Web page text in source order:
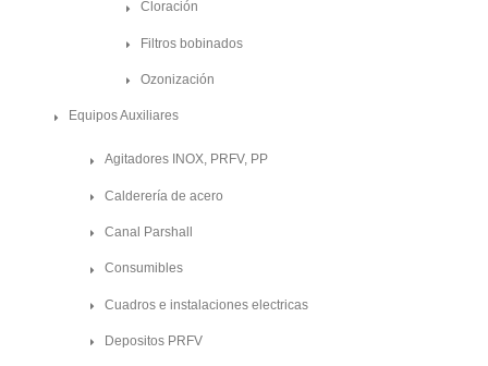
Cloración
Filtros bobinados
Ozonización
Equipos Auxiliares
Agitadores INOX, PRFV, PP
Calderería de acero
Canal Parshall
Consumibles
Cuadros e instalaciones electricas
Depositos PRFV